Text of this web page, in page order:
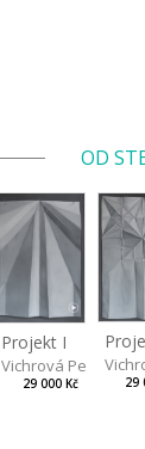
OD
Projekt I
Vichrová Petra
29 000 Kč 29